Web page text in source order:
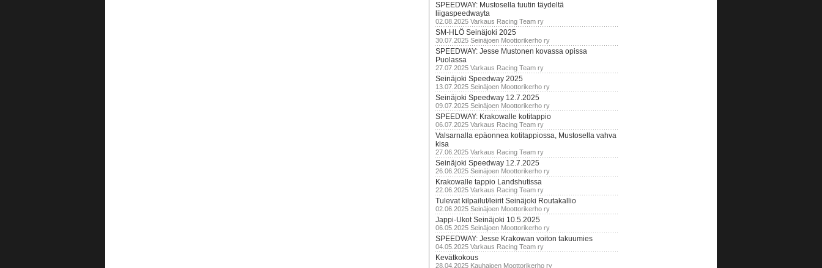
SPEEDWAY: Mustosella tuutin täydeltä
liigaspeedwayta
02.08.2025 Varkaus Racing Team ry
SM-HLÖ Seinäjoki 2025
30.07.2025 Seinäjoen Moottorikerho ry
SPEEDWAY: Jesse Mustonen kovassa opissa
Puolassa
27.07.2025 Varkaus Racing Team ry
Seinäjoki Speedway 2025
13.07.2025 Seinäjoen Moottorikerho ry
Seinäjoki Speedway 12.7.2025
09.07.2025 Seinäjoen Moottorikerho ry
SPEEDWAY: Krakowalle kotitappio
06.07.2025 Varkaus Racing Team ry
Valsarnalla epäonnea kotitappiossa, Mustosella vahva
kisa
27.06.2025 Varkaus Racing Team ry
Seinäjoki Speedway 12.7.2025
26.06.2025 Seinäjoen Moottorikerho ry
Krakowalle tappio Landshutissa
22.06.2025 Varkaus Racing Team ry
Tulevat kilpailut/leirit Seinäjoki Routakallio
02.06.2025 Seinäjoen Moottorikerho ry
Jappi-Ukot Seinäjoki 10.5.2025
06.05.2025 Seinäjoen Moottorikerho ry
SPEEDWAY: Jesse Krakowan voiton takuumies
04.05.2025 Varkaus Racing Team ry
Kevätkokous
28.04.2025 Kauhajoen Moottorikerho ry